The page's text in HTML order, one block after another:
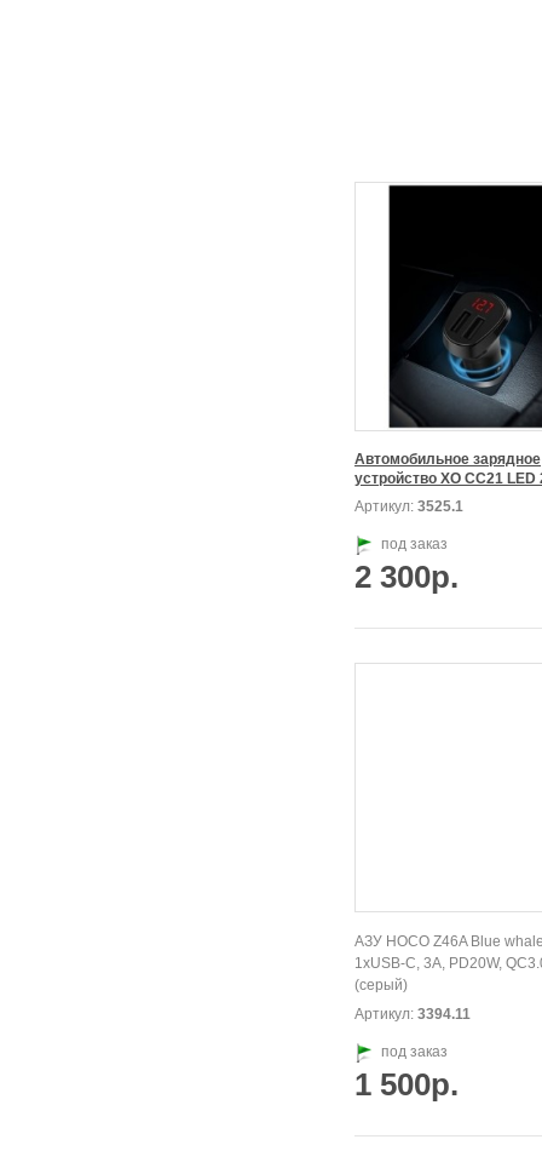
Автомобильное зарядное
Артикул: 3525.1
под заказ
2 300р.
АЗУ HOCO Z46A Blue
1xUSB-C, 3А, PD20W,
(серый)
Артикул: 3394.11
под заказ
1 500р.